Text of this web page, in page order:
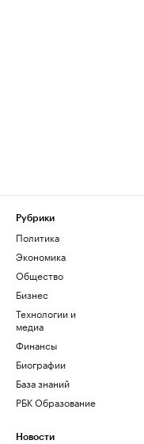
Рубрики
Политика
Экономика
Общество
Бизнес
Технологии и
медиа
Финансы
Биографии
База знаний
РБК Образование
Новости